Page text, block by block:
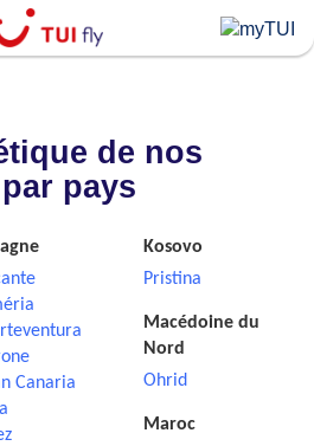
de nos
pays
Canaria
Kosovo
Pristina
Macédoine du
Nord
Ohrid
Maroc